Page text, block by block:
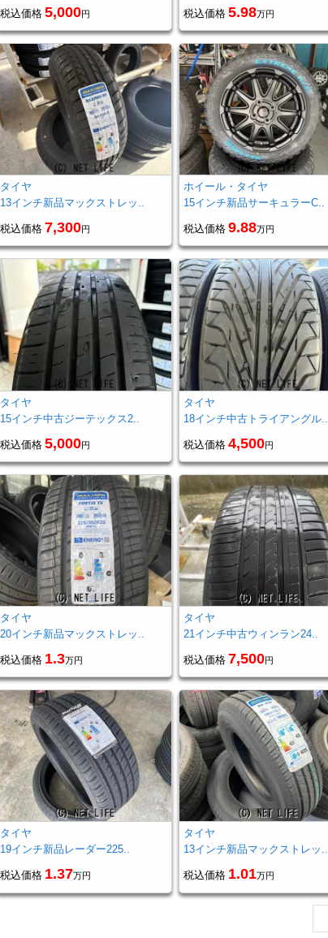
税込価格 5,000円 税込価格 5.98万円
タイヤ
13インチ新品マックストレッ..
税込価格 7,300円
ホイール・タイヤ
15インチ新品サーキュラーC..
税込価格 9.88万円
タイヤ
15インチ中古ジーテックス2..
税込価格 5,000円
タイヤ
18インチ中古トライアングル..
税込価格 4,500円
タイヤ
20インチ新品マックストレッ..
税込価格 1.3万円
タイヤ
21インチ中古ウィンラン24..
税込価格 7,500円
タイヤ
19インチ新品レーダー225..
税込価格 1.37万円
タイヤ
13インチ新品マックストレッ..
税込価格 1.01万円